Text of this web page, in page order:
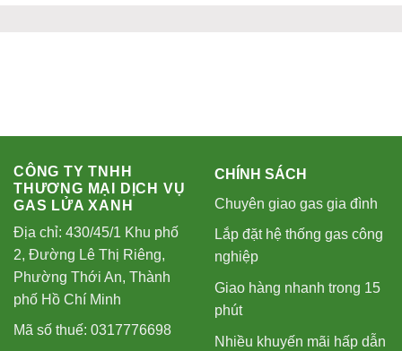
CÔNG TY TNHH
THƯƠNG MẠI DỊCH VỤ
GAS LỬA XANH
Địa chỉ: 430/45/1 Khu phố
2, Đường Lê Thị Riêng,
Phường Thới An, Thành
phố Hồ Chí Minh
Mã số thuế: 0317776698
CHÍNH SÁCH
Chuyên giao gas gia đình
Lắp đặt hệ thống gas công
nghiệp
Giao hàng nhanh trong 15
phút
Nhiều khuyến mãi hấp dẫn